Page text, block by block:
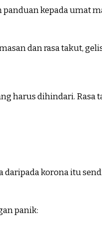
kepada umat
dan rasa takut,
harus dihindari.
daripada korona itu
panik: